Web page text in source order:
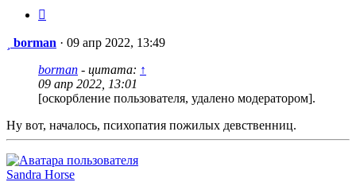
Сообщение
borman · 09 апр 2022, 13:49
borman - цитата: ↑
09 апр 2022, 13:01
[оскорбление пользователя, удалено модератором].
Ну вот, началось, психопатия пожилых девственниц.
Sandra Horse